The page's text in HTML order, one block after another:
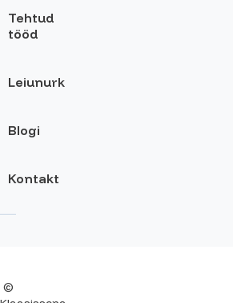
Tehtud
tööd
Leiunurk
Blogi
Kontakt
©